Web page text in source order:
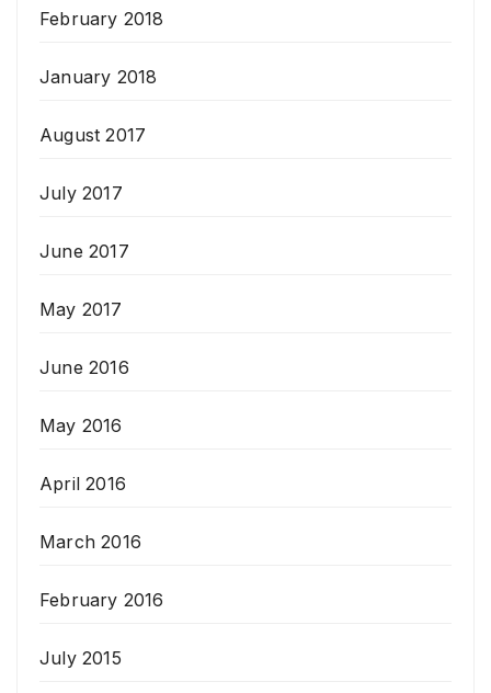
February 2018
January 2018
August 2017
July 2017
June 2017
May 2017
June 2016
May 2016
April 2016
March 2016
February 2016
July 2015